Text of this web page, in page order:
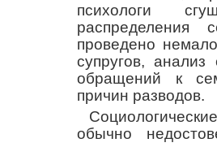
психологи
распределения
проведено
супругов,
обращений к
причин разводов.
обычно